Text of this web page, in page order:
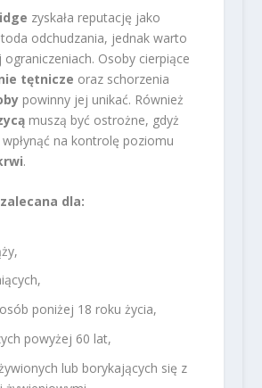
zyskała reputację jako
odchudzania, jednak warto
Osoby cierpiące
tętnicze oraz schorzenia
powinny jej unikać. Również
muszą być ostrożne, gdyż
na kontrolę poziomu
.
dla:
poniżej 18 roku życia,
powyżej 60 lat,
lub borykających się z